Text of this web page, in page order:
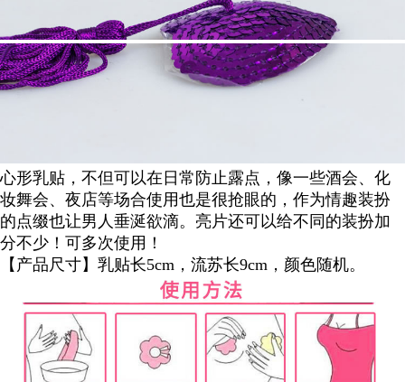
心形乳贴，不但可以在日常防止露点，像一些酒会、化
妆舞会、夜店等场合使用也是很抢眼的， 作为情趣装扮
的点缀也让男人垂涎欲滴。亮片还可以给不同的装扮加
分不少！可多次使用！
【产品尺寸】乳贴长5cm，流苏长9cm，颜色随机。